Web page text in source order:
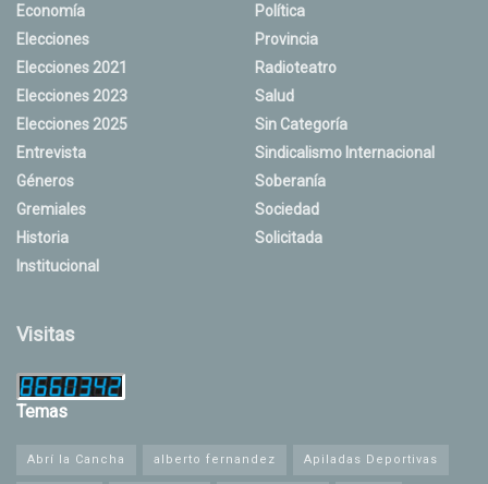
Economía
Elecciones
Elecciones 2021
Elecciones 2023
Elecciones 2025
Entrevista
Géneros
Gremiales
Historia
Institucional
Política
Provincia
Radioteatro
Salud
Sin Categoría
Sindicalismo Internacional
Soberanía
Sociedad
Solicitada
Visitas
Temas
Abrí la Cancha alberto fernandez Apiladas Deportivas